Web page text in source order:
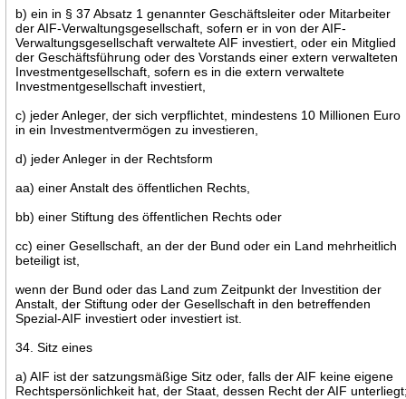
b) ein in § 37 Absatz 1 genannter Geschäftsleiter oder Mitarbeiter
der AIF-Verwaltungsgesellschaft, sofern er in von der AIF-
Verwaltungsgesellschaft verwaltete AIF investiert, oder ein Mitglied
der Geschäftsführung oder des Vorstands einer extern verwalteten
Investmentgesellschaft, sofern es in die extern verwaltete
Investmentgesellschaft investiert,
c) jeder Anleger, der sich verpflichtet, mindestens 10 Millionen Euro
in ein Investmentvermögen zu investieren,
d) jeder Anleger in der Rechtsform
aa) einer Anstalt des öffentlichen Rechts,
bb) einer Stiftung des öffentlichen Rechts oder
cc) einer Gesellschaft, an der der Bund oder ein Land mehrheitlich
beteiligt ist,
wenn der Bund oder das Land zum Zeitpunkt der Investition der
Anstalt, der Stiftung oder der Gesellschaft in den betreffenden
Spezial-AIF investiert oder investiert ist.
34. Sitz eines
a) AIF ist der satzungsmäßige Sitz oder, falls der AIF keine eigene
Rechtspersönlichkeit hat, der Staat, dessen Recht der AIF